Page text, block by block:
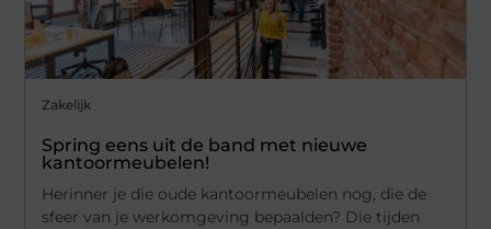
Zakelijk
Spring eens uit de band met nieuwe
kantoormeubelen!
Herinner je die oude kantoormeubelen nog, die de
sfeer van je werkomgeving bepaalden? Die tijden